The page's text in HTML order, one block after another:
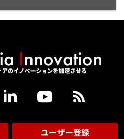
ユーザー登録